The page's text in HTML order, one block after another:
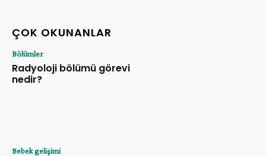
ÇOK OKUNANLAR
Bölümler
Radyoloji bölümü görevi
nedir?
Bebek gelişimi